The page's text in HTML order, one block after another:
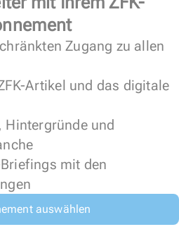
Zugang zu allen
Artikel und das digitale
Hintergründe und
mit den
auswählen